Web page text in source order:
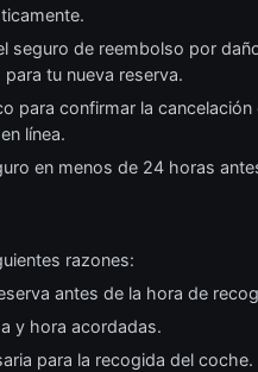
seguro de reembolso por
tu nueva reserva.
para confirmar la
línea.
en menos de 24 horas
razones:
antes de la hora de
y hora acordadas.
para la recogida del coche.